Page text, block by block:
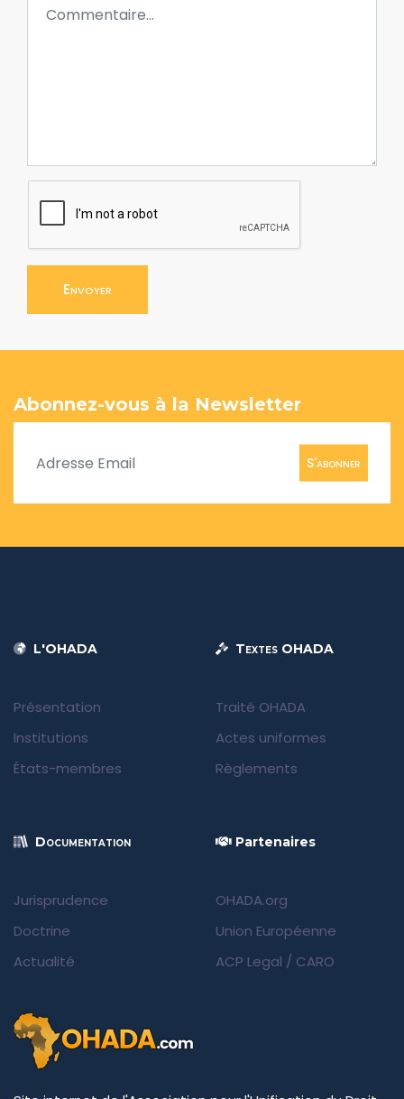
Envoyer
Abonnez-vous à la Newsletter
S'abonner
L'OHADA
Présentation
Institutions
États-membres
Textes OHADA
Traité OHADA
Actes uniformes
Règlements
Documentation
Jurisprudence
Doctrine
Actualité
Partenaires
OHADA.org
Union Européenne
ACP Legal / CARO